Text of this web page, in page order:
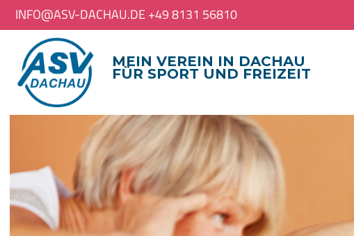
INFO@ASV-DACHAU.DE +49 8131 56810
MEIN VEREIN IN DACHAU
FÜR SPORT UND FREIZEIT